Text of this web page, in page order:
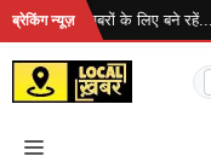
Skip
content
ब्रेकिंग न्यूज़
है... ताज़ा खबरों के लिए बने रहें...
Menu